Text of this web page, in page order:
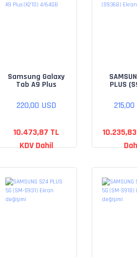
Samsung Galaxy
Tab A9 Plus
220,00 USD
10.473,87 TL
KDV Dahil
PLUS